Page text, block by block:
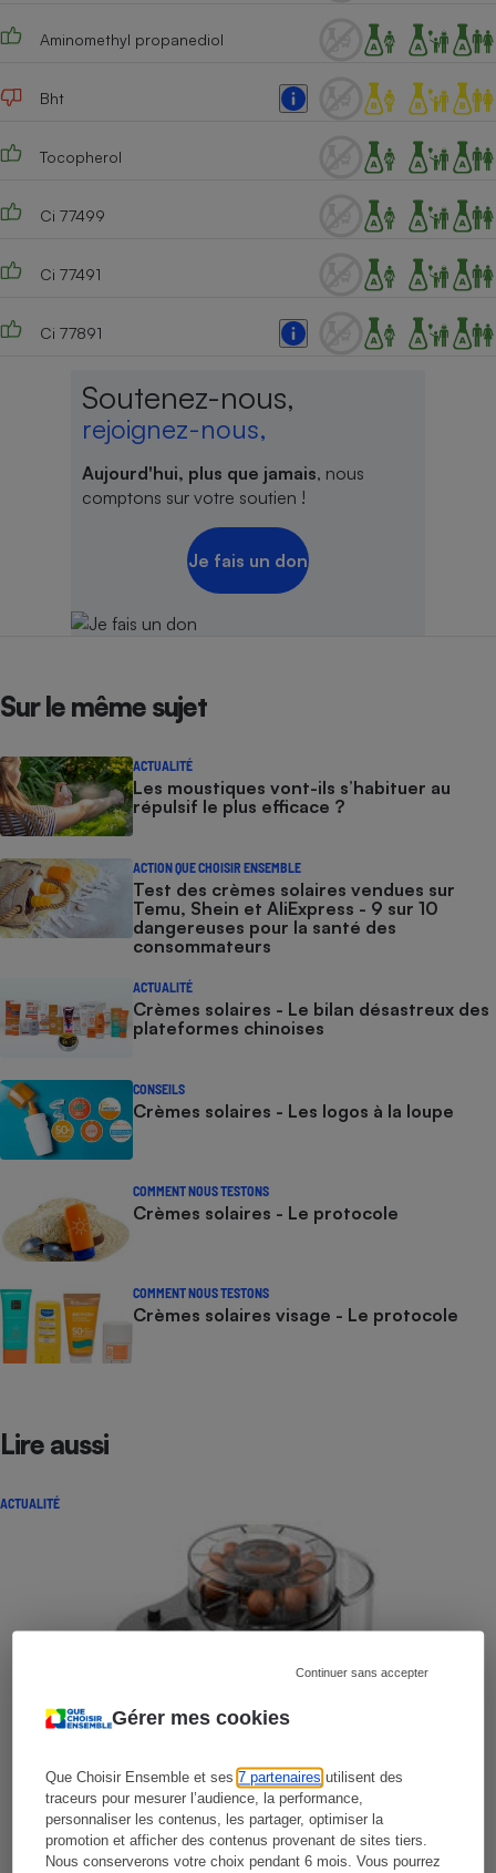
Gérer mes cookies
Que Choisir Ensemble et ses7 partenaires utilisent des
traceurs pour mesurer l’audience, la performance,
personnaliser les contenus, les partager, optimiser la
promotion et afficher des contenus provenant de sites tiers.
Nous conserverons votre choix pendant 6 mois. Vous pourrez
Continuer sans accepter
Aminomethyl propanediol
Bht
Tocopherol
Ci 77499
Ci 77491
Ci 77891
Soutenez-nous,
rejoignez-nous,
Aujourd'hui, plus que jamais, nous
comptons sur votre soutien !
Je fais un don
Sur le même sujet
ACTUALITÉ
Les moustiques vont-ils s’habituer au
répulsif le plus efficace ?
ACTION QUE CHOISIR ENSEMBLE
Test des crèmes solaires vendues sur
Temu, Shein et AliExpress - 9 sur 10
dangereuses pour la santé des
consommateurs
ACTUALITÉ
Crèmes solaires - Le bilan désastreux des
plateformes chinoises
CONSEILS
Crèmes solaires - Les logos à la loupe
COMMENT NOUS TESTONS
Crèmes solaires - Le protocole
COMMENT NOUS TESTONS
Crèmes solaires visage - Le protocole
Lire aussi
ACTUALITÉ